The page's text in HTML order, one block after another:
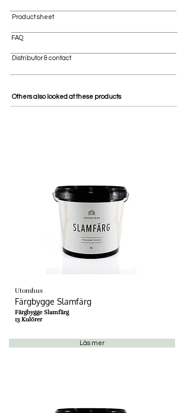
Product sheet
FAQ
Distributor & contact
Others also looked at these products
Utomhus
Färgbygge Slamfärg
13 Kulörer
Färgbygge Slamfärg
Läs mer